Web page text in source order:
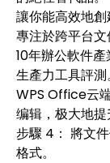
讓你能高效地創
專注於跨平台文
10年辦公軟件
生產力工具評測。
WPS Office云
编辑，极大地提
步驟 4： 將文
格式。